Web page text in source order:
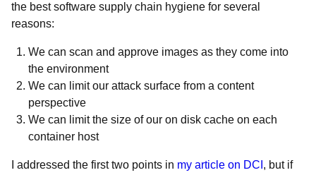
the best software supply chain hygiene for several
reasons:
We can scan and approve images as they come into
the environment
We can limit our attack surface from a content
perspective
We can limit the size of our on disk cache on each
container host
I addressed the first two points in my article on DCI , but if